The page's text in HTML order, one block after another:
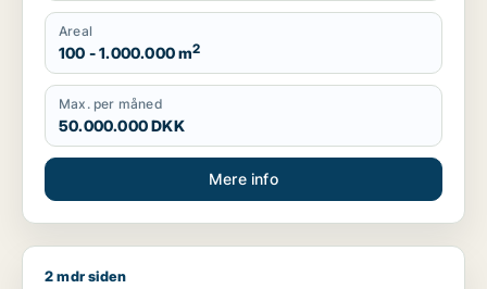
Areal
100 - 1.000.000 m2
Max. per måned
50.000.000 DKK
Mere info
Saif søger kontor, lager, værksted, butik, klinik, restaurant,
2 mdr siden